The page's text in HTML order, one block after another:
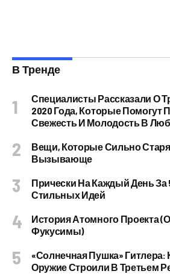
В Тренде
Специалисты Рассказали О
2020 Года, Которые Помогут
Свежесть И Молодость В
Вещи, Которые Сильно
Вызывающе
Прически На Каждый День За
Стильных Идей
История Атомного Проекта
Фукусимы)
«Солнечная Пушка» Гитлера:
Оружие Строили В Третьем